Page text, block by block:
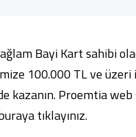
Hakkımızda Finans
İletişim
Bayi Kart sahibi
100.000 TL ve üzeri
kazanın. Proemtia
tıklayınız.